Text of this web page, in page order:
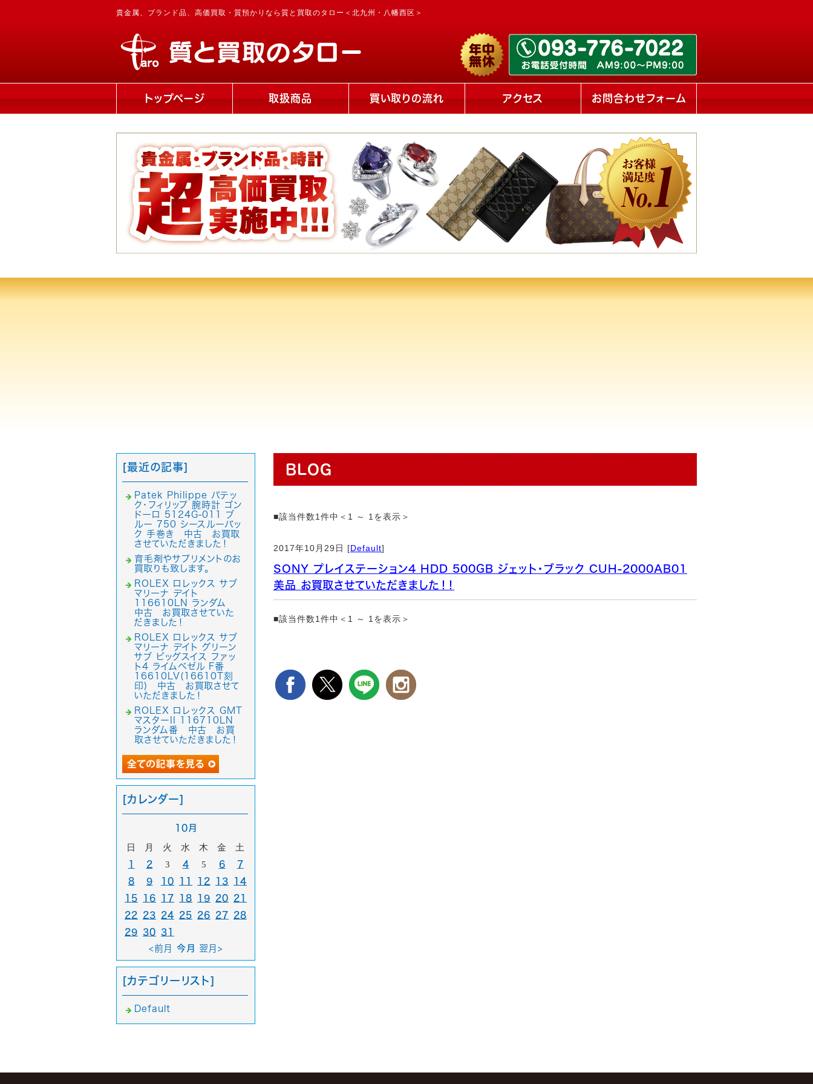
貴金属、ブランド品、高価買取・質預かりなら質と買取のタロー＜北九州・八幡西区＞
トップページ 取扱商品 買い取りの流れ アクセス お問合わせフォーム
BLOG
■該当件数1件中＜1 ～ 1を表示＞
2017年10月29日 [Default]
SONY プレイステーション4 HDD 500GB ジェット・ブラック CUH-2000AB01
美品 お買取させていただきました！！
■該当件数1件中＜1 ～ 1を表示＞
[最近の記事]
Patek Philippe パテッ
ク・フィリップ 腕時計 ゴン
ドーロ 5124G-011 ブ
ルー 750 シースルーバッ
ク 手巻き 中古 お買取
させていただきました！
育毛剤やサプリメントのお
買取りも致します。
ROLEX ロレックス サブ
マリーナ デイト
116610LN ランダム
中古 お買取させていた
だきました！
ROLEX ロレックス サブ
マリーナ デイト グリーン
サブ ビッグスイス ファッ
ト4 ライムベゼル F番
16610LV(16610T刻
印) 中古 お買取させて
いただきました！
ROLEX ロレックス GMT
マスターII 116710LN
ランダム番 中古 お買
取させていただきました！
[カレンダー]
10月
日 月 火 水 木 金 土
1 2 3 4 5 6
7
8
9 10 11 12 13
14
15
16 17 18 19 20
21
22
23 24 25 26 27
28
29 30 31
<前月
今月 翌月>
[カテゴリーリスト]
Default